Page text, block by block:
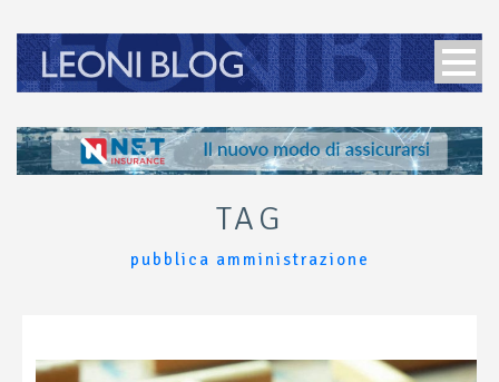
TAG
pubblica amministrazione